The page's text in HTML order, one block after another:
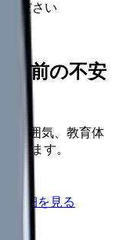
ください
募前の不安
雰囲気、教育体
します。
ス詳細を見る